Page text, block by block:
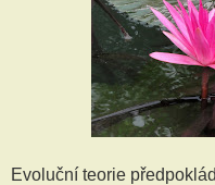
Evoluční teorie